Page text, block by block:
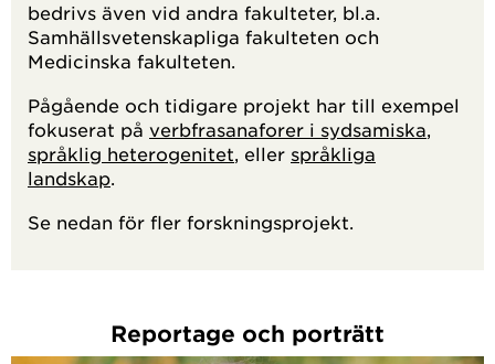
bedrivs även vid andra fakulteter, bl.a.
Samhällsvetenskapliga fakulteten och
Medicinska fakulteten.
Pågående och tidigare projekt har till exempel
fokuserat på verbfrasanaforer i sydsamiska,
språklig heterogenitet, eller språkliga
landskap.
Se nedan för fler forskningsprojekt.
Reportage och porträtt